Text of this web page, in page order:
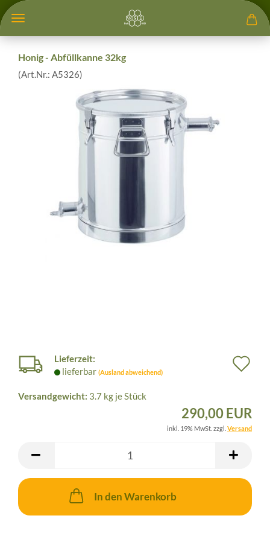
Honig - Abfüllkanne 32kg
(Art.Nr.: A5326)
Lieferzeit:
lieferbar (Ausland abweichend)
Versandgewicht: 3.7 kg je Stück
290,00 EUR
inkl. 19% MwSt. zzgl. Versand
In den Warenkorb